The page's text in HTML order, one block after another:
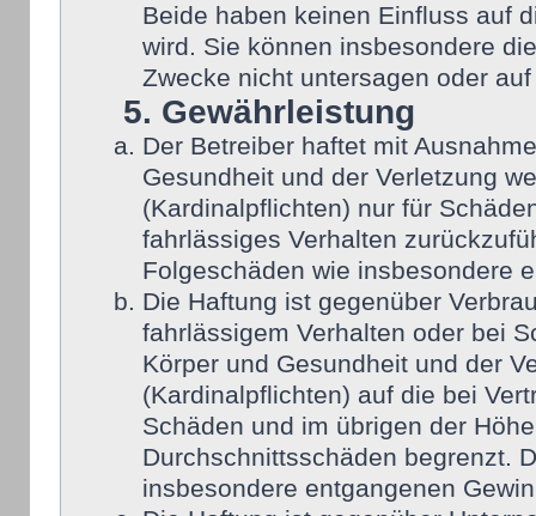
Beide haben keinen Einfluss auf
wird. Sie können insbesondere
Zwecke nicht untersagen oder
5. Gewährleistung
Der Betreiber haftet mit
Gesundheit und der Verletzung
(Kardinalpflichten) nur für
fahrlässiges Verhalten
Folgeschäden wie insbesondere
Die Haftung ist gegenüber
fahrlässigem Verhalten oder bei
Körper und Gesundheit und der
(Kardinalpflichten) auf die bei
Schäden und im übrigen der
Durchschnittsschäden begrenzt.
insbesondere entgangenen